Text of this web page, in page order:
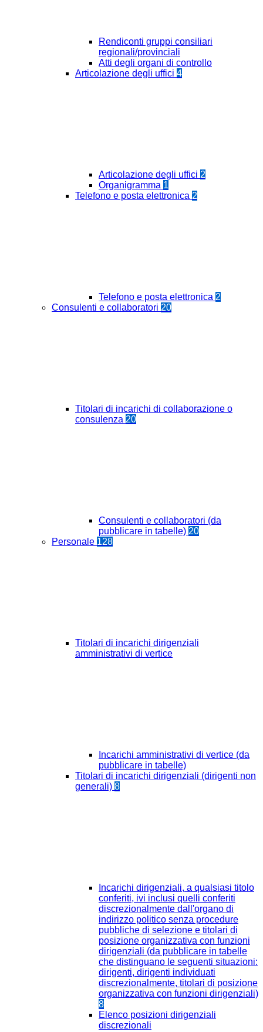
Rendiconti gruppi consiliari
regionali/provinciali
Atti degli organi di controllo
Articolazione degli uffici 4
Articolazione degli uffici 2
Organigramma 1
Telefono e posta elettronica 2
Telefono e posta elettronica 2
Consulenti e collaboratori 20
Titolari di incarichi di collaborazione o
consulenza 20
Consulenti e collaboratori (da
pubblicare in tabelle) 20
Personale 128
Titolari di incarichi dirigenziali
amministrativi di vertice
Incarichi amministrativi di vertice (da
pubblicare in tabelle)
Titolari di incarichi dirigenziali (dirigenti non
generali) 8
Incarichi dirigenziali, a qualsiasi titolo
conferiti, ivi inclusi quelli conferiti
discrezionalmente dall'organo di
indirizzo politico senza procedure
pubbliche di selezione e titolari di
posizione organizzativa con funzioni
dirigenziali (da pubblicare in tabelle
che distinguano le seguenti situazioni:
dirigenti, dirigenti individuati
discrezionalmente, titolari di posizione
organizzativa con funzioni dirigenziali)
8
Elenco posizioni dirigenziali
discrezionali